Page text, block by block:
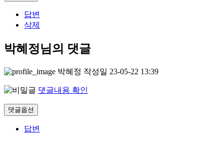
답변
삭제
박혜정님의 댓글
박혜정 작성일 23-05-22 13:39
댓글내용 확인
댓글옵션
답변